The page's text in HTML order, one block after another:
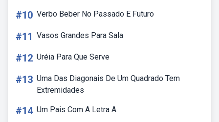
#10 Verbo Beber No Passado E Futuro
#11 Vasos Grandes Para Sala
#12 Uréia Para Que Serve
#13 Uma Das Diagonais De Um Quadrado Tem
Extremidades
#14 Um Pais Com A Letra A